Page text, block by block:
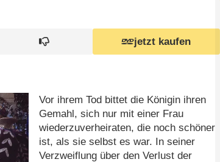
jetzt kaufen
Vor ihrem Tod bittet die Königin ihren
Gemahl, sich nur mit einer Frau
wiederzuverheiraten, die noch schöner
ist, als sie selbst es war. In seiner
Verzweiflung über den Verlust der